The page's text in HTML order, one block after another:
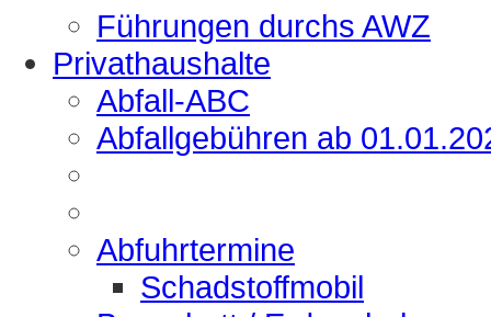
Führungen durchs AWZ
Privathaushalte
Abfall-ABC
Abfallgebühren ab
Abfuhrtermine
Schadstoffmobil